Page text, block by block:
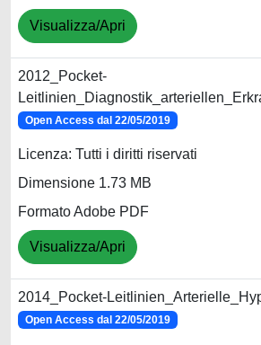
Visualizza/Apri
2012_Pocket-
Open Access dal 22/05/2019
Licenza: Tutti i diritti riservati
Dimensione 1.73 MB
Formato Adobe PDF
Visualizza/Apri
2014_Pocket-
Open Access dal 22/05/2019